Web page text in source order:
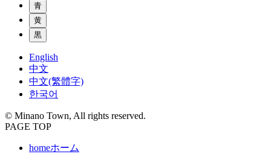
青
黄
黒
English
中文
中文(繁體字)
한국어
© Minano Town, All rights reserved.
PAGE TOP
homeホーム